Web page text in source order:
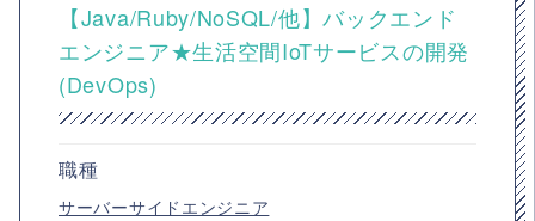
【Java/Ruby/NoSQL/他】バックエンド
エンジニア★生活空間IoTサービスの開発
(DevOps)
職種
サーバーサイドエンジニア